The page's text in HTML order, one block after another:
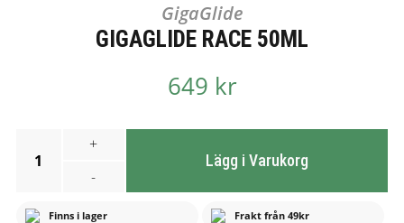
GigaGlide
GIGAGLIDE RACE 50ML
649 kr
1
+
-
Lägg i Varukorg
Finns i lager Frakt från 49kr